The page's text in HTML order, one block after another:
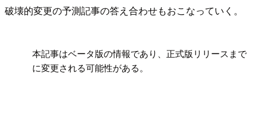
破壊的変更の予測記事の答え合わせもおこなっていく。
本記事はベータ版の情報であり、正式版リリースまで
に変更される可能性がある。